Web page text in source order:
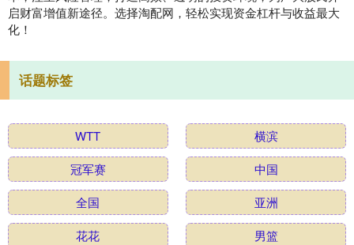
启财富增值新途径。选择淘配网，轻松实现资金杠杆与收益最大
化！
话题标签
WTT
横滨
冠军赛
中国
全国
亚洲
花花
男篮